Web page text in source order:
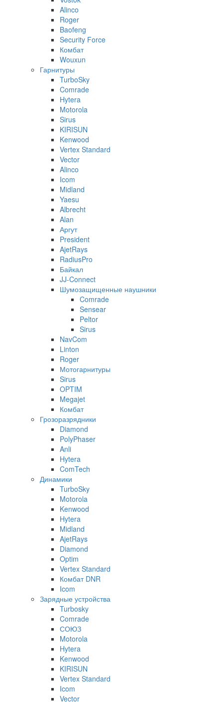
Alinco
Roger
Baofeng
Security Force
Комбат
Wouxun
Гарнитуры
TurboSky
Comrade
Hytera
Motorola
Sirus
KIRISUN
Kenwood
Vertex Standard
Vector
Alinco
Icom
Midland
Yaesu
Albrecht
Alan
Аргут
President
AjetRays
RadiusPro
Байкал
JJ-Connect
Шумозащищенные наушники
Comrade
Sensear
Peltor
Sirus
NavCom
Linton
Roger
Мотогарнитуры
Sirus
OPTIM
Megajet
Комбат
Грозоразрядники
Diamond
PolyPhaser
Anli
Hytera
ComTech
Динамики
TurboSky
Motorola
Kenwood
Hytera
Midland
AjetRays
Diamond
Optim
Vertex Standard
Комбат DNR
Icom
Зарядные устройства
Turbosky
Comrade
СОЮЗ
Motorola
Hytera
Kenwood
KIRISUN
Vertex Standard
Icom
Vector